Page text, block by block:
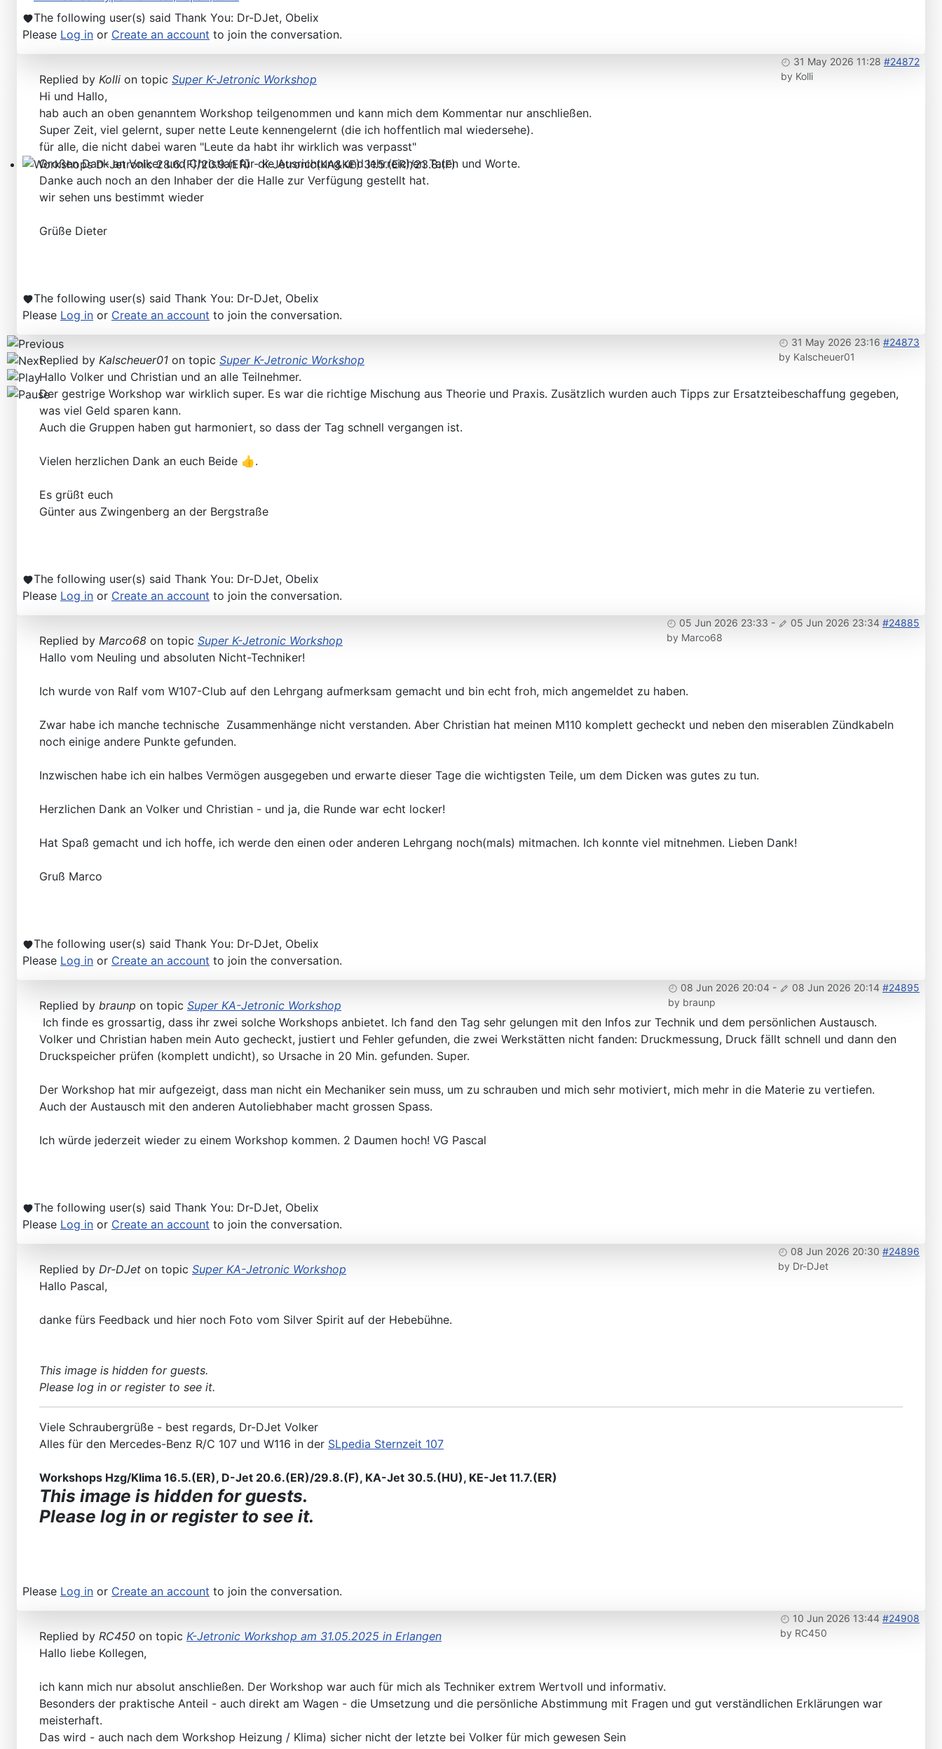
MAP sensor type 1-3: Test, repair, tune
Workshops D-Jetronic 28.6.(F)/20.9.(ER) - K-Jetronic(KA&KE) 31.5.(ER)/23.8.(F)
The following user(s) said Thank You: Dr-DJet, Obelix
Please Log in or Create an account to join the conversation.
31 May 2026 11:28 #24872
by Kolli
Replied by Kolli on topic Super K-Jetronic Workshop
Hi und Hallo,
hab auch an oben genanntem Workshop teilgenommen und kann mich dem Kommentar nur anschließen.
Super Zeit, viel gelernt, super nette Leute kennengelernt (die ich hoffentlich mal wiedersehe).
für alle, die nicht dabei waren "Leute da habt ihr wirklich was verpasst"
Großen Dank an Volker und Christian für die Ausrichtung und lehrreichen Taten und Worte.
Danke auch noch an den Inhaber der die Halle zur Verfügung gestellt hat.
wir sehen uns bestimmt wieder
Grüße Dieter
The following user(s) said Thank You: Dr-DJet, Obelix
Please Log in or Create an account to join the conversation.
31 May 2026 23:16 #24873
by Kalscheuer01
Replied by Kalscheuer01 on topic Super K-Jetronic Workshop
Hallo Volker und Christian und an alle Teilnehmer.
Der gestrige Workshop war wirklich super. Es war die richtige Mischung aus Theorie und Praxis. Zusätzlich wurden auch Tipps zur Ersatzteibeschaffung gegeben,
was viel Geld sparen kann.
Auch die Gruppen haben gut harmoniert, so dass der Tag schnell vergangen ist.
Vielen herzlichen Dank an euch Beide 👍.
Es grüßt euch
Günter aus Zwingenberg an der Bergstraße
The following user(s) said Thank You: Dr-DJet, Obelix
Please Log in or Create an account to join the conversation.
05 Jun 2026 23:33 - 05 Jun 2026 23:34 #24885
by Marco68
Replied by Marco68 on topic Super K-Jetronic Workshop
Hallo vom Neuling und absoluten Nicht-Techniker!
Ich wurde von Ralf vom W107-Club auf den Lehrgang aufmerksam gemacht und bin echt froh, mich angemeldet zu haben.
Zwar habe ich manche technische Zusammenhänge nicht verstanden. Aber Christian hat meinen M110 komplett gecheckt und neben den miserablen Zündkabeln
noch einige andere Punkte gefunden.
Inzwischen habe ich ein halbes Vermögen ausgegeben und erwarte dieser Tage die wichtigsten Teile, um dem Dicken was gutes zu tun.
Herzlichen Dank an Volker und Christian - und ja, die Runde war echt locker!
Hat Spaß gemacht und ich hoffe, ich werde den einen oder anderen Lehrgang noch(mals) mitmachen. Ich konnte viel mitnehmen. Lieben Dank!
Gruß Marco
The following user(s) said Thank You: Dr-DJet, Obelix
Please Log in or Create an account to join the conversation.
08 Jun 2026 20:04 - 08 Jun 2026 20:14 #24895
by braunp
Replied by braunp on topic Super KA-Jetronic Workshop
Ich finde es grossartig, dass ihr zwei solche Workshops anbietet. Ich fand den Tag sehr gelungen mit den Infos zur Technik und dem persönlichen Austausch.
Volker und Christian haben mein Auto gecheckt, justiert und Fehler gefunden, die zwei Werkstätten nicht fanden: Druckmessung, Druck fällt schnell und dann den
Druckspeicher prüfen (komplett undicht), so Ursache in 20 Min. gefunden. Super.
Der Workshop hat mir aufgezeigt, dass man nicht ein Mechaniker sein muss, um zu schrauben und mich sehr motiviert, mich mehr in die Materie zu vertiefen.
Auch der Austausch mit den anderen Autoliebhaber macht grossen Spass.
Ich würde jederzeit wieder zu einem Workshop kommen. 2 Daumen hoch! VG Pascal
The following user(s) said Thank You: Dr-DJet, Obelix
Please Log in or Create an account to join the conversation.
08 Jun 2026 20:30 #24896
by Dr-DJet
Replied by Dr-DJet on topic Super KA-Jetronic Workshop
Hallo Pascal,
danke fürs Feedback und hier noch Foto vom Silver Spirit auf der Hebebühne.
This image is hidden for guests.
Please log in or register to see it.
Viele Schraubergrüße - best regards, Dr-DJet Volker
Alles für den Mercedes-Benz R/C 107 und W116 in der SLpedia Sternzeit 107
Workshops Hzg/Klima 16.5.(ER), D-Jet 20.6.(ER)/29.8.(F), KA-Jet 30.5.(HU), KE-Jet 11.7.(ER)
This image is hidden for guests.
Please log in or register to see it.
Please Log in or Create an account to join the conversation.
10 Jun 2026 13:44 #24908
by RC450
Replied by RC450 on topic K-Jetronic Workshop am 31.05.2025 in Erlangen
Hallo liebe Kollegen,
ich kann mich nur absolut anschließen. Der Workshop war auch für mich als Techniker extrem Wertvoll und informativ.
Besonders der praktische Anteil - auch direkt am Wagen - die Umsetzung und die persönliche Abstimmung mit Fragen und gut verständlichen Erklärungen war
meisterhaft.
Das wird - auch nach dem Workshop Heizung / Klima) sicher nicht der letzte bei Volker für mich gewesen Sein